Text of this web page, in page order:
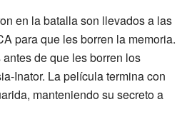
en la batalla son llevados a las
para que les borren la memoria.
de que les borren los
Inator. La película termina con
manteniendo su secreto a